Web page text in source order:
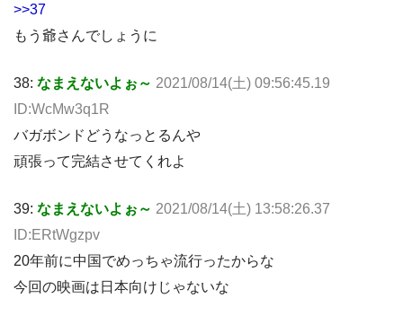
>>37
もう爺さんでしょうに
38: なまえないよぉ～ 2021/08/14(土) 09:56:45.19
ID:WcMw3q1R
バガボンドどうなっとるんや
頑張って完結させてくれよ
39: なまえないよぉ～ 2021/08/14(土) 13:58:26.37
ID:ERtWgzpv
20年前に中国でめっちゃ流行ったからな
今回の映画は日本向けじゃないな